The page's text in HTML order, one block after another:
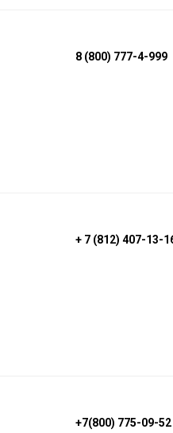
8 (800) 777-4-999
+ 7 (812) 407-13-
+7(800) 775-09-52